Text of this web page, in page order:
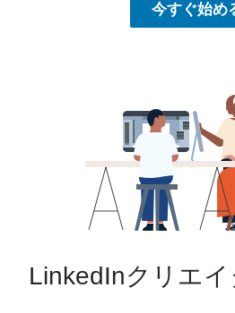
今すぐ始め
LinkedInクリエ